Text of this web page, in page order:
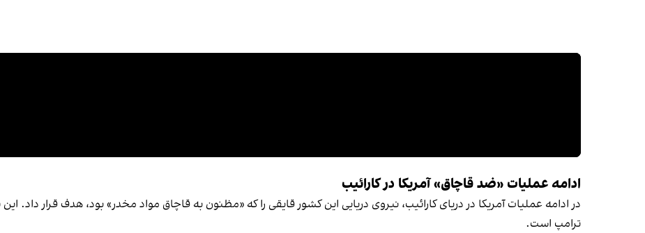
ادامه عملیات «ضد قاچاق» آمریکا در کارائیب
در ادامه عملیات آمریکا در دریای کارائیب، نیروی دریایی این کشور قایقی را که «مظنون به قاچاق مواد مخدر» بود، هدف قرار داد.
ترامپ است.